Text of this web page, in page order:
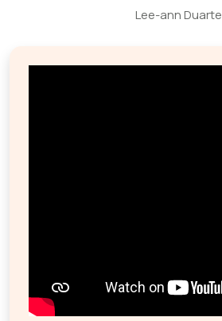
Lee-ann Duarte